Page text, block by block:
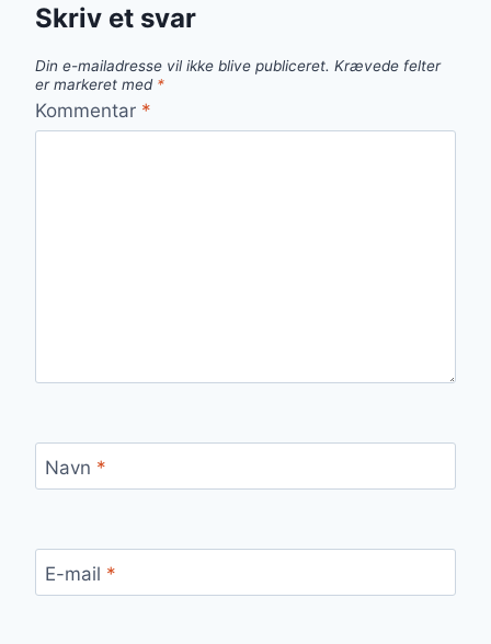
Skriv et svar
Din e-mailadresse vil ikke blive publiceret. Krævede felter
er markeret med *
Kommentar *
Navn *
E-mail *